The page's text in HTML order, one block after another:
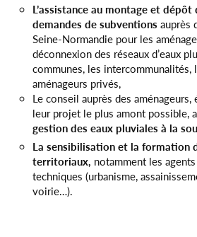
L’assistance au montage et
demandes de subventions auprès
Seine-Normandie pour les
déconnexion des réseaux d’eaux
communes, les intercommunalités,
aménageurs privés,
Le conseil auprès des
leur projet le plus amont possible,
gestion des eaux pluviales à la
La sensibilisation et la formation
territoriaux, notamment les
techniques (urbanisme,
voirie…).